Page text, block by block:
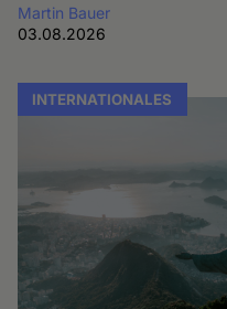
Martin Bauer
03.08.2026
INTERNATIONALES